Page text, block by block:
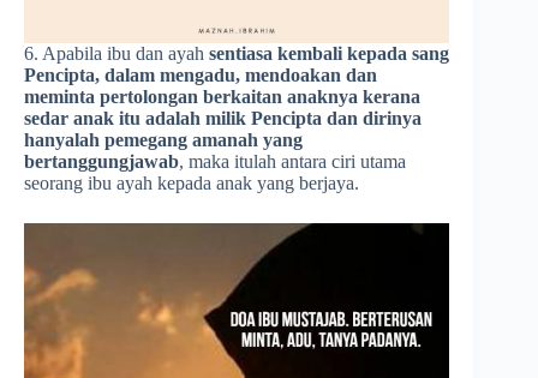
6. Apabila ibu dan ayah sentiasa kembali kepada sang
Pencipta, dalam mengadu, mendoakan dan
meminta pertolongan berkaitan anaknya kerana
sedar anak itu adalah milik Pencipta dan dirinya
hanyalah pemegang amanah yang
bertanggungjawab, maka itulah antara ciri utama
seorang ibu ayah kepada anak yang berjaya.